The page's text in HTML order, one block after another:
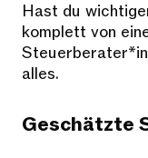
Hast du
komplett von
alles.
Geschätzte